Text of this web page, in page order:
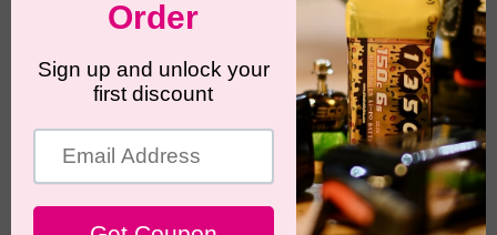
Meilleure batterie pour Traxxas
TRX4M
Si vous cherchez la meilleure batterie pour Traxxas TRX4M,
la vraie réponse dépend de ce qui compte le plus pour
votre configuration : un ajustement plus facile, un centre de
gravité plus bas ou une autonomie plus longue. En